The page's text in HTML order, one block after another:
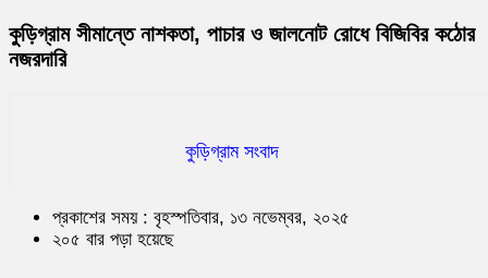
কুড়িগ্রাম সীমান্তে নাশকতা, পাচার ও জালনোট রোধে বিজিবির কঠোর
নজরদারি
কুড়িগ্রাম সংবাদ
প্রকাশের সময় : বৃহস্পতিবার, ১৩ নভেম্বর, ২০২৫
২০৫ বার পড়া হয়েছে